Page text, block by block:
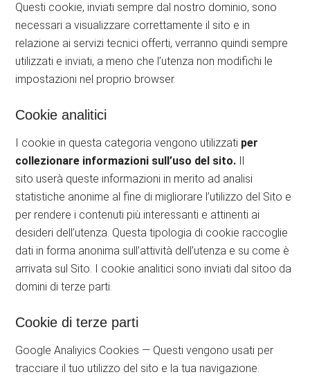
Questi cookie, inviati sempre dal nostro dominio, sono
necessari a visualizzare correttamente il sito e in
relazione ai servizi tecnici offerti, verranno quindi sempre
utilizzati e inviati, a meno che l’utenza non modifichi le
impostazioni nel proprio browser.
Cookie analitici
I cookie in questa categoria vengono utilizzati per
collezionare informazioni sull’uso del sito. Il
sito userà queste informazioni in merito ad analisi
statistiche anonime al fine di migliorare l’utilizzo del Sito e
per rendere i contenuti più interessanti e attinenti ai
desideri dell’utenza. Questa tipologia di cookie raccoglie
dati in forma anonima sull’attività dell’utenza e su come è
arrivata sul Sito. I cookie analitici sono inviati dal sitoo da
domini di terze parti.
Cookie di terze parti
Google Analiyics Cookies — Questi vengono usati per
tracciare il tuo utilizzo del sito e la tua navigazione.